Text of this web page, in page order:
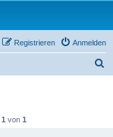
Anmelden
Registrieren
1 von 1